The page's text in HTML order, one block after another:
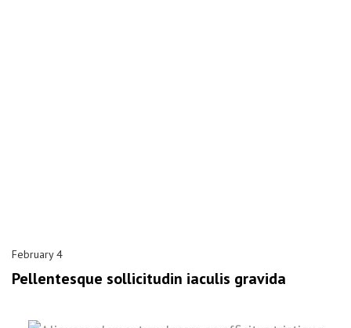
February 4
Pellentesque sollicitudin iaculis gravida